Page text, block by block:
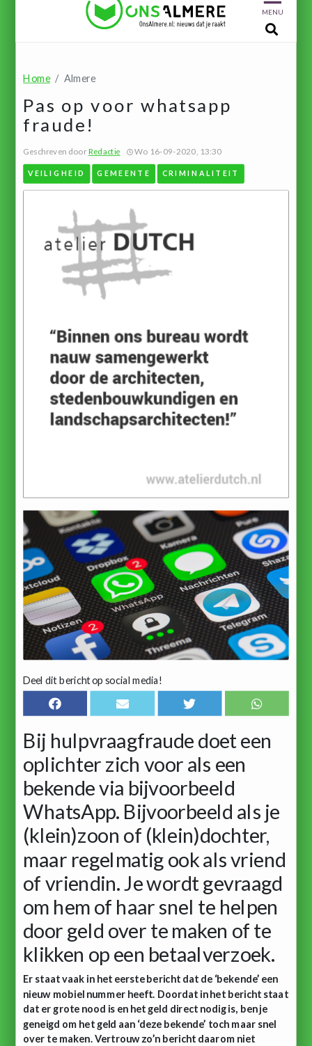
MENU
Home Almere
Pas op voor whatsapp
fraude!
Geschreven doorRedactie Wo 16-09-2020, 13:30
VEILIGHEID GEMEENTE CRIMINALITEIT
Deel dit bericht op social media!
Bij hulpvraagfraude doet een
oplichter zich voor als een
bekende via bijvoorbeeld
WhatsApp. Bijvoorbeeld als je
(klein)zoon of (klein)dochter,
maar regelmatig ook als vriend
of vriendin. Je wordt gevraagd
om hem of haar snel te helpen
door geld over te maken of te
klikken op een betaalverzoek.
Er staat vaak in het eerste bericht dat de ‘bekende’ een
nieuw mobiel nummer heeft. Doordat in het bericht staat
dat er grote nood is en het geld direct nodig is, ben je
geneigd om het geld aan ‘deze bekende’ toch maar snel
over te maken. Vertrouw zo’n bericht daarom niet